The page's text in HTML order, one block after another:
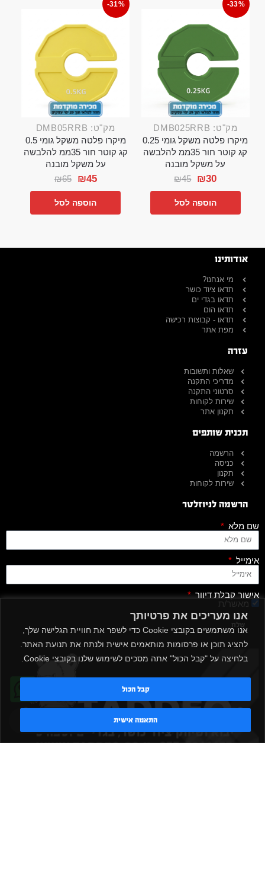
אנו מעריכים את פרטיותך
אנו משתמשים בקובצי Cookie כדי לשפר את חוויית הגלישה שלך,
להציג תוכן או פרסומות מותאמים אישית ולנתח את תנועת האתר.
בלחיצה על "קבל הכול" אתה מסכים לשימוש שלנו בקובצי Cookie.
התאמה אישית
קבל הכול
-33%
מק"ט: DMB025RRB
מיקרו פלטה משקל גומי 0.25
קג קוטר חור 35ממ להלבשה
על משקל מובנה
₪45 ₪30
הוספה לסל
-31%
מק"ט: DMB05RRB
מיקרו פלטה משקל גומי 0.5
קג קוטר חור 35ממ להלבשה
על משקל מובנה
₪65 ₪45
הוספה לסל
אודותינו
מי אנחנו?
תדאו ציוד כושר
תדאו בגדי ים
תדאו הום
תדאו - קבוצות רכישה
מפת אתר
עזרה
שאלות ותשובות
מדריכי התקנה
סרטוני התקנה
שירות לקוחות
תקנון אתר
תכנית שותפים
הרשמה
כניסה
תקנון
שירות לקוחות
הרשמה לניוזלטר
שם מלא
אימייל
אישור קבלת דיוור
מאשר/ת
שלח